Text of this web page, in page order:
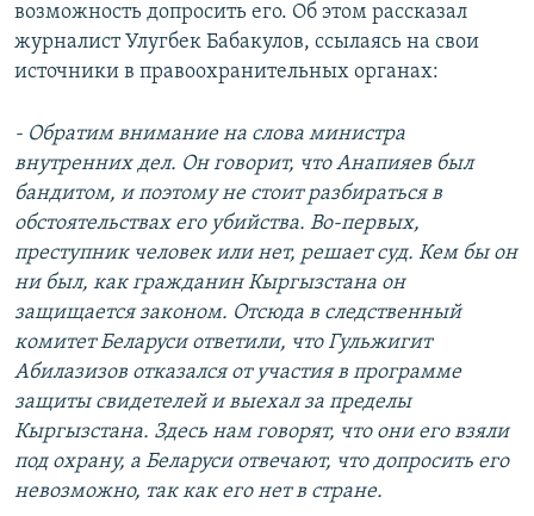
возможность допросить его. Об этом рассказал
журналист Улугбек Бабакулов, ссылаясь на свои
источники в правоохранительных органах:
- Обратим внимание на слова министра
внутренних дел. Он говорит, что Анапияев был
бандитом, и поэтому не стоит разбираться в
обстоятельствах его убийства. Во-первых,
преступник человек или нет, решает суд. Кем бы он
ни был, как гражданин Кыргызстана он
защищается законом. Отсюда в следственный
комитет Беларуси ответили, что Гульжигит
Абилазизов отказался от участия в программе
защиты свидетелей и выехал за пределы
Кыргызстана. Здесь нам говорят, что они его взяли
под охрану, а Беларуси отвечают, что допросить его
невозможно, так как его нет в стране.